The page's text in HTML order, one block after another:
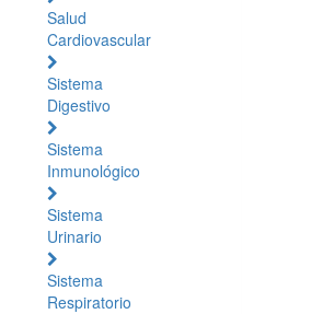
Salud
Cardiovascular
Sistema
Digestivo
Sistema
Inmunológico
Sistema
Urinario
Sistema
Respiratorio